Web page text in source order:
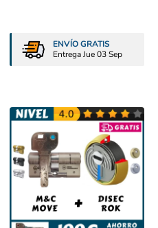
ENVÍO GRATIS
Entrega Jue 03 Sep